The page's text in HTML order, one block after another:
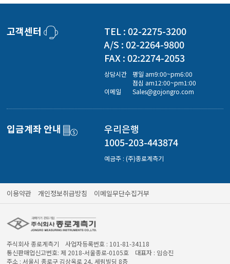
도계/물리/물성측정기
질기/원심분리기/초음파유량계/습식·건식가스메타
화상카메라
고객센터
TEL : 02-2275-3200
A/S : 02-2264-9800
FAX : 02:2274-2053
상담시간
평일 am9:00~pm6:00
점심 am12:00~pm1:00
이메일
Sales@gojongro.com
입금계좌 안내
우리은행
1005-203-443874
예금주 : (주)종로계측기
이용약관 개인정보취급방침 이메일무단수집거부
주식회사 종로계측기 사업자등록번호 : 101-81-34118
통신판매업신고번호: 제 2018-서울종로-0105호 대표자 : 임승진
주소 : 서울시 종로구 김상옥로 24, 세림빌딩 8층